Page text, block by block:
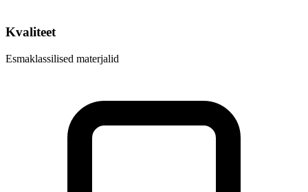
Kvaliteet
Esmaklassilised materjalid